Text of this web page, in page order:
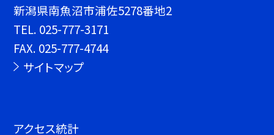
新潟県南魚沼市浦佐5278番地2
TEL. 025-777-3171
FAX. 025-777-4744
サイトマップ
アクセス統計